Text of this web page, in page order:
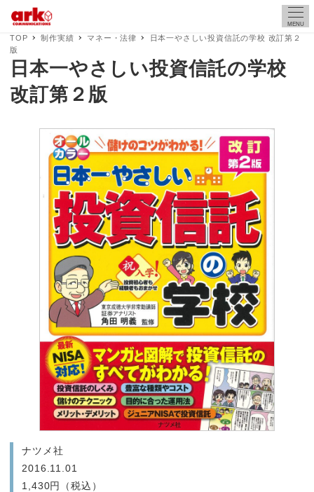
MENU
TOP 制作実績 マネー・法律
日本一やさしい投資信託の学校 改訂第２
版
日本一やさしい投資信託の学校
改訂第２版
ナツメ社
2016.11.01
1,430円（税込）